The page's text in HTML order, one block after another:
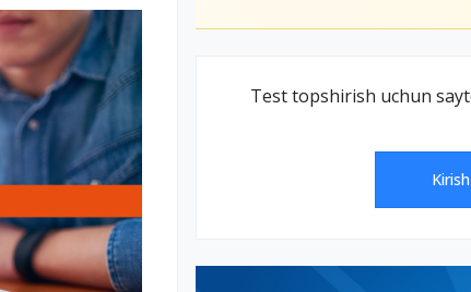
Test topshirish uchun
Kirish